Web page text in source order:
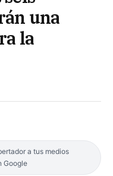
una
la
a tus medios
Google